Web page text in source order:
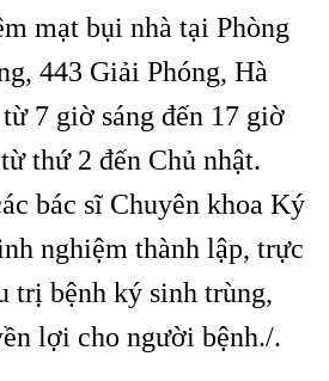
mạt bụi nhà tại Phòng
443 Giải Phóng, Hà
7 giờ sáng đến 17 giờ
thứ 2 đến Chủ nhật.
bác sĩ Chuyên khoa Ký
nghiệm thành lập, trực
trị bệnh ký sinh trùng,
lợi cho người bệnh./.